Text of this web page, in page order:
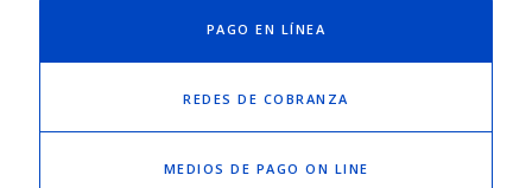
PAGO EN LÍNEA
REDES DE COBRANZA
MEDIOS DE PAGO ON LINE